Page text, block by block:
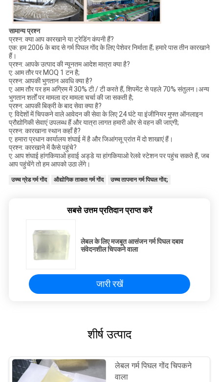
सामान्य प्रश्न
प्रश्न: क्या आप कारखाने या ट्रेडिंग कंपनी हैं?
एक: हम 2006 के बाद से गर्म पिघल गोंद के लिए पेशेवर निर्माता हैं; हमारे पास तीन कारखाने
हैं।
प्रश्न: आपके उत्पाद की न्यूनतम आदेश मात्रा क्या है?
ए: आम तौर पर MOQ 1 टन है;
प्रश्न: आपकी भुगतान अवधि क्या है?
ए: आम तौर पर हम अग्रिम में 30% टी / टी करते हैं, शिपमेंट से पहले 70% संतुलन।अन्य
भुगतान शर्तों पर मामला दर मामला चर्चा की जा सकती है;
प्रश्न: आपकी बिक्री के बाद सेवा क्या है?
ए: विदेशों में चिपकने वाले आवेदन की सेवा के लिए 24 घंटे या इंजीनियर मुफ्त ऑनलाइन
प्रौद्योगिकी सेवाएं उपलब्ध हैं और यात्रा लागत हमारी ओर से वहन की जाएगी;
प्रश्न: कारखाना स्थान कहाँ है?
ए: हमारा प्रधान कार्यालय शंघाई में है और जिआंगसू प्रांत में दो शाखाएं हैं।
प्रश्न: कारखाने में कैसे पहुंचे?
ए: आप शंघाई हांगकियाओ हवाई अड्डे या हांगकियाओ रेलवे स्टेशन पर पहुंच सकते हैं, जब
आप पहुंचेंगे तो हम आपको उठा लेंगे।
उच्च ग्रेड गर्म गोंद औद्योगिक ताकत गर्म गोंद उच्च तापमान गर्म पिघल गोंद;
सबसे उत्तम प्रतिदान प्राप्त करें
लेबल के लिए मजबूत आसंजन गर्म पिघल दबाव
संवेदनशील चिपकने वाला
जारी रखें
शीर्ष उत्पाद
लेबल गर्म पिघल गोंद चिपकने
वाला